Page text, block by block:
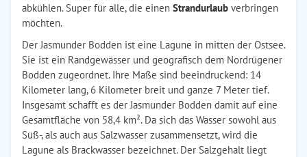
abkühlen. Super für alle, die einen Strandurlaub verbringen
möchten.
Der Jasmunder Bodden ist eine Lagune in mitten der Ostsee.
Sie ist ein Randgewässer und geografisch dem Nordrügener
Bodden zugeordnet. Ihre Maße sind beeindruckend: 14
Kilometer lang, 6 Kilometer breit und ganze 7 Meter tief.
Insgesamt schafft es der Jasmunder Bodden damit auf eine
Gesamtfläche von 58,4 km². Da sich das Wasser sowohl aus
Süß-, als auch aus Salzwasser zusammensetzt, wird die
Lagune als Brackwasser bezeichnet. Der Salzgehalt liegt